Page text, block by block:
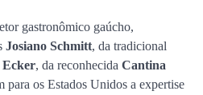
gastronômico gaúcho,
Josiano Schmitt, da tradicional
Ecker, da reconhecida Cantina
para os Estados Unidos a expertise